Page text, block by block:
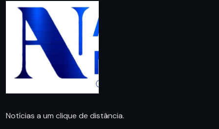
Notícias a um clique de distância.